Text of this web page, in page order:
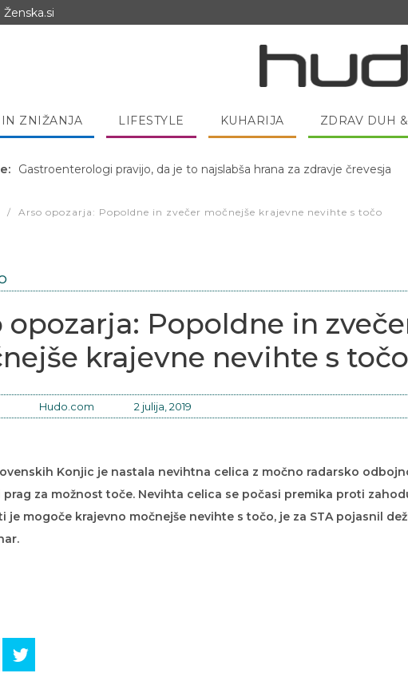
Ženska.si
IN ZNIŽANJA LIFESTYLE KUHARIJA ZDRAV DUH
Hibernacijska dieta: Zakaj je pred spanjem dobro pojesti žlico medu?
/ Arso opozarja: Popoldne in zvečer močnejše krajevne nevihte s točo
opozarja: Popoldne in
krajevne nevihte s točo
Hudo.com 2 julija, 2019
Konjic je nastala nevihtna celica z močno radarsko
za možnost toče. Nevihta celica se počasi premika proti
je mogoče krajevno močnejše nevihte s točo, je za STA pojasnil